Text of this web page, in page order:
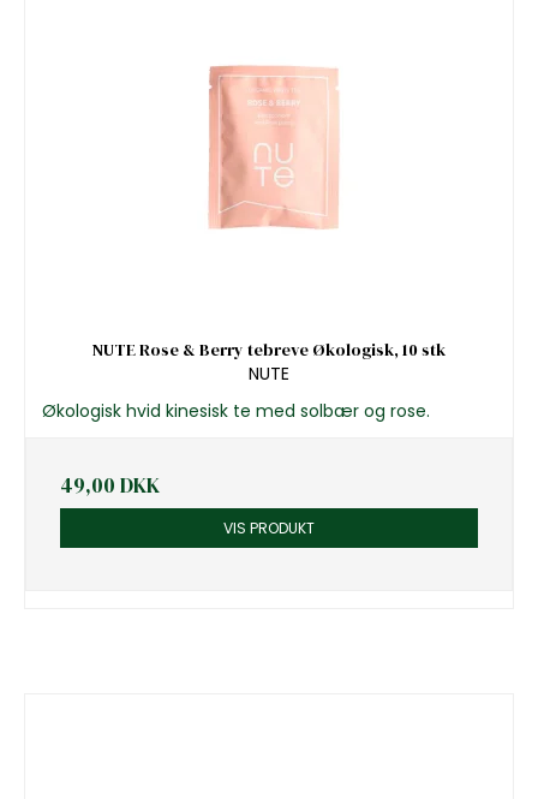
NUTE Rose & Berry tebreve Økologisk, 10 stk
NUTE
Økologisk hvid kinesisk te med solbær og rose.
49,00 DKK
VIS PRODUKT